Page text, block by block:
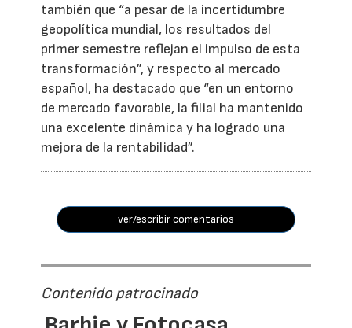
también que “a pesar de la incertidumbre
geopolítica mundial, los resultados del
primer semestre reflejan el impulso de esta
transformación”, y respecto al mercado
español, ha destacado que “en un entorno
de mercado favorable, la filial ha mantenido
una excelente dinámica y ha logrado una
mejora de la rentabilidad”.
ver/escribir comentarios
Contenido patrocinado